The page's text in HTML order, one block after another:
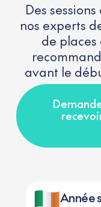
Des
nos experts
de places
avant le
Année